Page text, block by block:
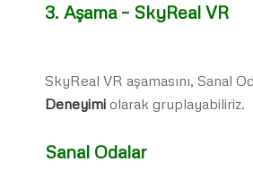
3. Aşama – SkyReal VR
SkyReal VR aşamasını, Sanal
Deneyimi olarak gruplayabiliriz.
Sanal Odalar